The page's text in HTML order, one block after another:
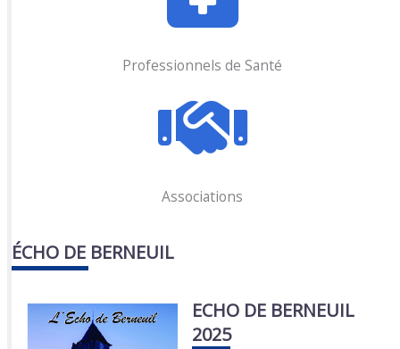
Professionnels de Santé
Associations
ÉCHO DE BERNEUIL
ECHO DE BERNEUIL
2025